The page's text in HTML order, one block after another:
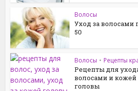
Волосы
Уход за волосами
50
Волосы • Рецепты
Рецепты для
волосами и кожей
головы